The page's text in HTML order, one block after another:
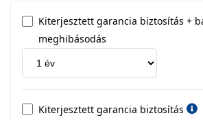
Kiterjesztett garancia biztosítás +
meghibásodás
Kiterjesztett garancia biztosítás